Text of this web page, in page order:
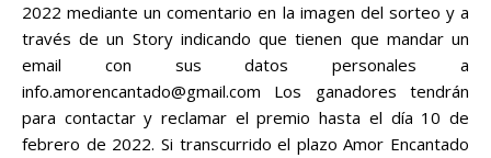
2022 mediante un comentario en la imagen del sorteo y a
través de un Story indicando que tienen que mandar un
email con sus datos personales a
info.amorencantado@gmail.com Los ganadores tendrán
para contactar y reclamar el premio hasta el día 10 de
febrero de 2022. Si transcurrido el plazo Amor Encantado